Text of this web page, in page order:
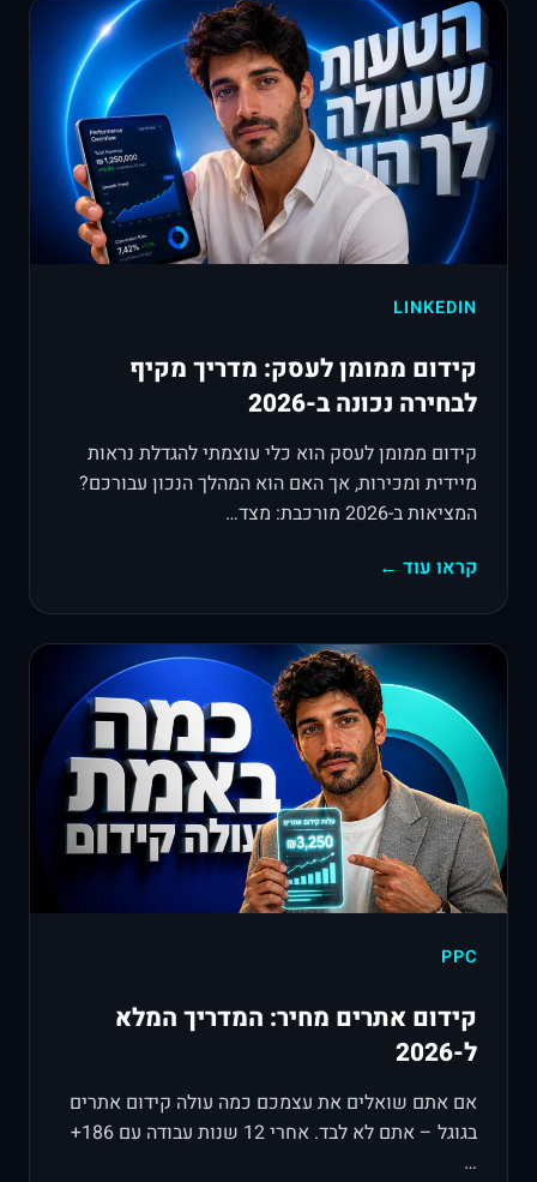
LINKEDIN
קידום ממומן לעסק: מדריך מקיף
לבחירה נכונה ב-2026
קידום ממומן לעסק הוא כלי עוצמתי להגדלת נראות
מיידית ומכירות, אך האם הוא המהלך הנכון עבורכם?
המציאות ב-2026 מורכבת: מצד…
קראו עוד ←
PPC
קידום אתרים מחיר: המדריך המלא
ל-2026
אם אתם שואלים את עצמכם כמה עולה קידום אתרים
בגוגל – אתם לא לבד. אחרי 12 שנות עבודה עם 186+
…